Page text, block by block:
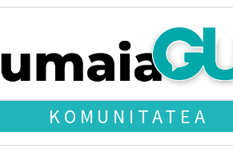
KOMUNITATEA